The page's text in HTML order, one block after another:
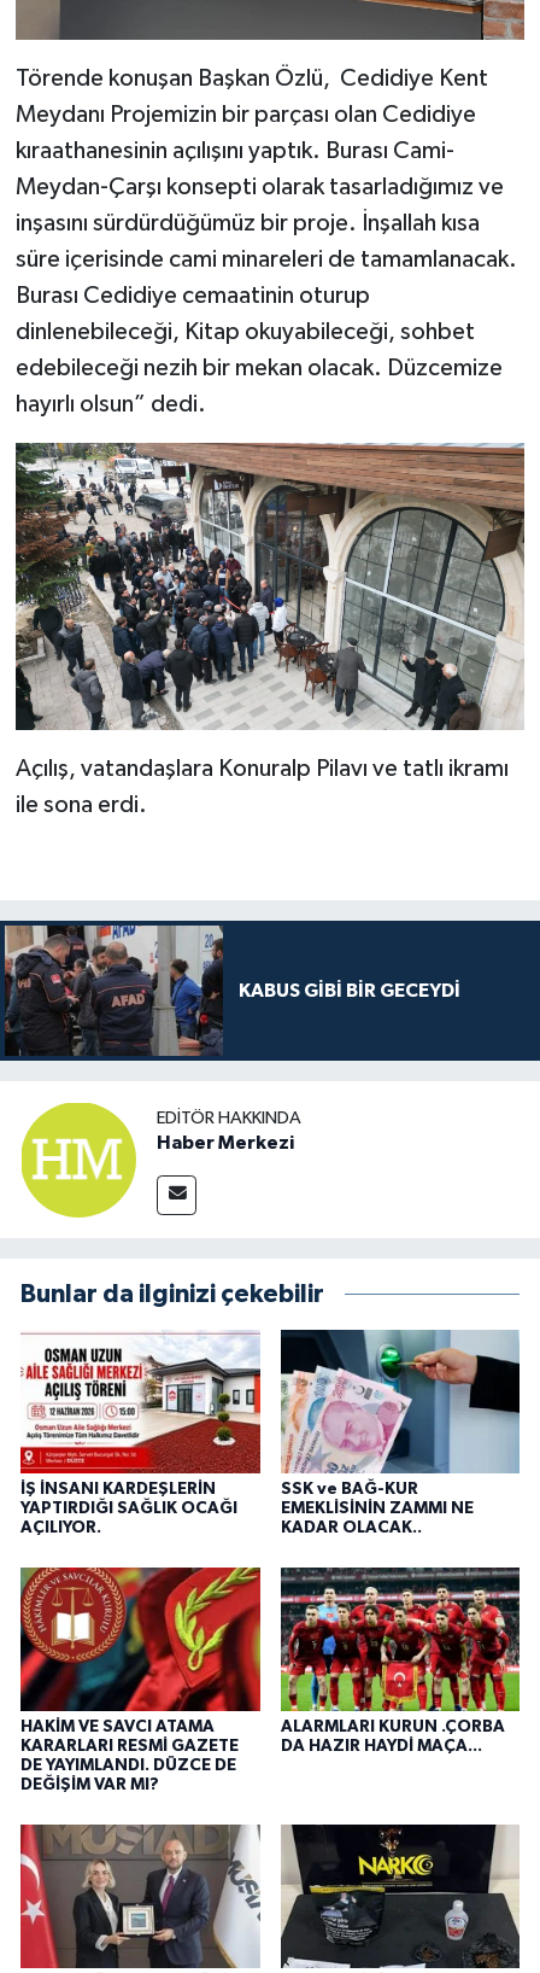
Törende konuşan Başkan Özlü, Cedidiye Kent
Meydanı Projemizin bir parçası olan Cedidiye
kıraathanesinin açılışını yaptık. Burası Cami-
Meydan-Çarşı konsepti olarak tasarladığımız ve
inşasını sürdürdüğümüz bir proje. İnşallah kısa
süre içerisinde cami minareleri de tamamlanacak.
Burası Cedidiye cemaatinin oturup
dinlenebileceği, Kitap okuyabileceği, sohbet
edebileceği nezih bir mekan olacak. Düzcemize
hayırlı olsun” dedi.
Açılış, vatandaşlara Konuralp Pilavı ve tatlı ikramı
ile sona erdi.
KABUS GİBİ BİR GECEYDİ
EDITÖR HAKKINDA
Haber Merkezi
Bunlar da ilginizi çekebilir
İŞ İNSANI KARDEŞLERİN
YAPTIRDIĞI SAĞLIK OCAĞI
AÇILIYOR.
SSK ve BAĞ-KUR
EMEKLİSİNİN ZAMMI NE
KADAR OLACAK..
HAKİM VE SAVCI ATAMA
KARARLARI RESMİ GAZETE
DE YAYIMLANDI. DÜZCE DE
DEĞİŞİM VAR MI?
ALARMLARI KURUN .ÇORBA
DA HAZIR HAYDİ MAÇA...